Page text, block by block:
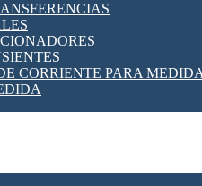
CORRIENTE PARA